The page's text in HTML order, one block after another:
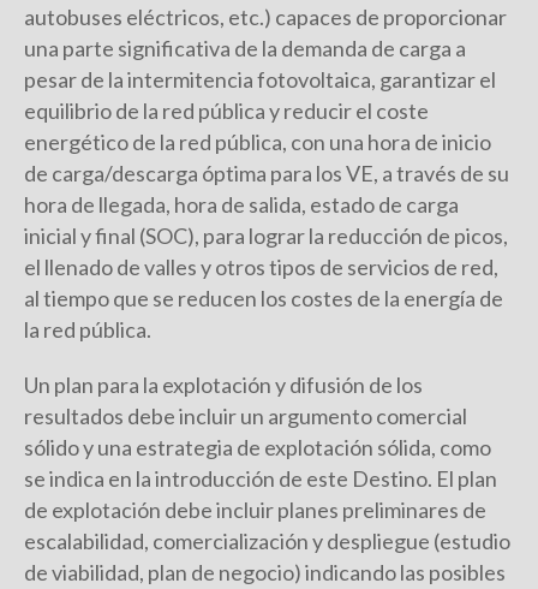
autobuses eléctricos, etc.) capaces de proporcionar
una parte significativa de la demanda de carga a
pesar de la intermitencia fotovoltaica, garantizar el
equilibrio de la red pública y reducir el coste
energético de la red pública, con una hora de inicio
de carga/descarga óptima para los VE, a través de su
hora de llegada, hora de salida, estado de carga
inicial y final (SOC), para lograr la reducción de picos,
el llenado de valles y otros tipos de servicios de red,
al tiempo que se reducen los costes de la energía de
la red pública.
Un plan para la explotación y difusión de los
resultados debe incluir un argumento comercial
sólido y una estrategia de explotación sólida, como
se indica en la introducción de este Destino. El plan
de explotación debe incluir planes preliminares de
escalabilidad, comercialización y despliegue (estudio
de viabilidad, plan de negocio) indicando las posibles